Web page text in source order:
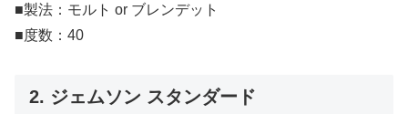
■製法：モルト or ブレンデット
■度数：40
2. ジェムソン スタンダード